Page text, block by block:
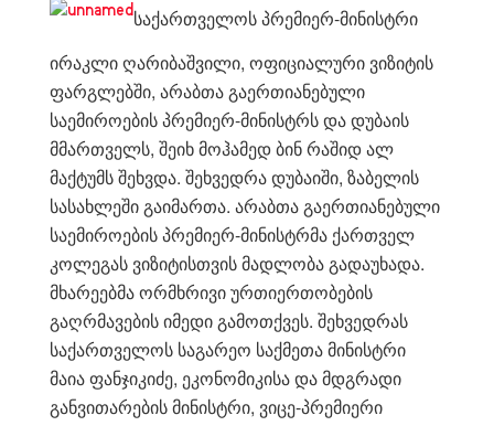
საქართველოს პრემიერ-მინისტრი
ირაკლი ღარიბაშვილი, ოფიციალური ვიზიტის
ფარგლებში, არაბთა გაერთიანებული
საემიროების პრემიერ-მინისტრს და დუბაის
მმართველს, შეიხ მოჰამედ ბინ რაშიდ ალ
მაქტუმს შეხვდა. შეხვედრა დუბაიში, ზაბელის
სასახლეში გაიმართა. არაბთა გაერთიანებული
საემიროების პრემიერ-მინისტრმა ქართველ
კოლეგას ვიზიტისთვის მადლობა გადაუხადა.
მხარეებმა ორმხრივი ურთიერთობების
გაღრმავების იმედი გამოთქვეს. შეხვედრას
საქართველოს საგარეო საქმეთა მინისტრი
მაია ფანჯიკიძე, ეკონომიკისა და მდგრადი
განვითარების მინისტრი, ვიცე-პრემიერი